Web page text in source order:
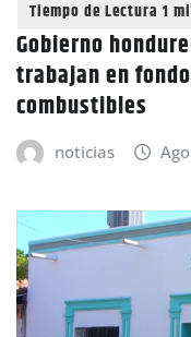
Gobierno
trabajan en
combustibles
noticias